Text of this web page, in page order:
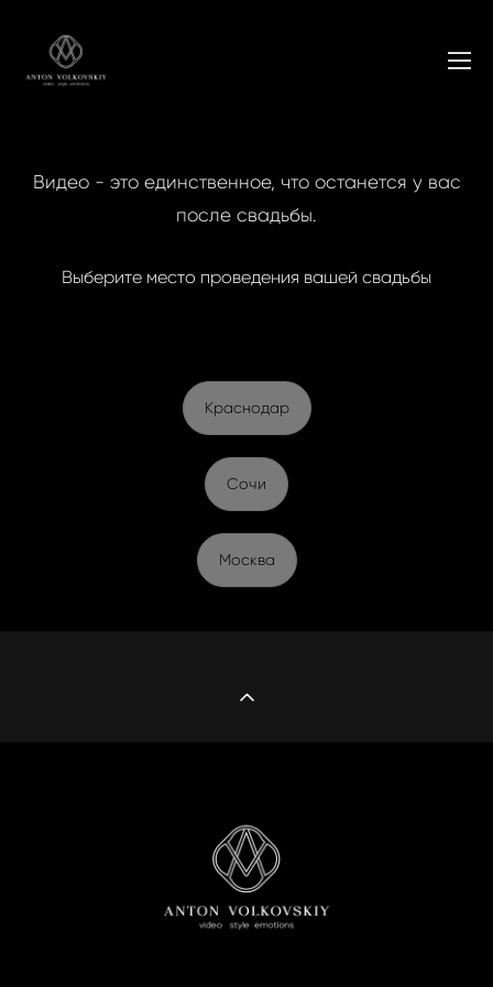
Видео - это единственное, что останется у вас
после свадьбы.
Выберите место проведения вашей свадьбы
Краснодар
Сочи
Москва